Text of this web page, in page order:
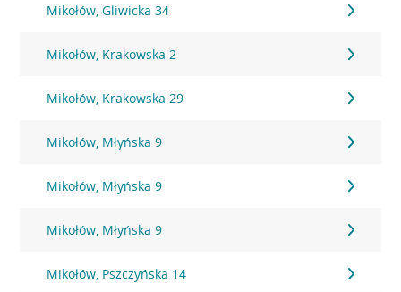
Mikołów, Gliwicka 34
Mikołów, Krakowska 2
Mikołów, Krakowska 29
Mikołów, Młyńska 9
Mikołów, Młyńska 9
Mikołów, Młyńska 9
Mikołów, Pszczyńska 14